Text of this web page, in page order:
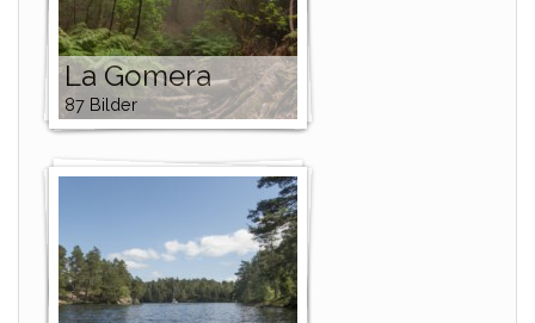
La Gomera
87 Bilder